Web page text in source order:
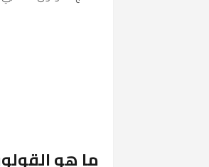
ما هو